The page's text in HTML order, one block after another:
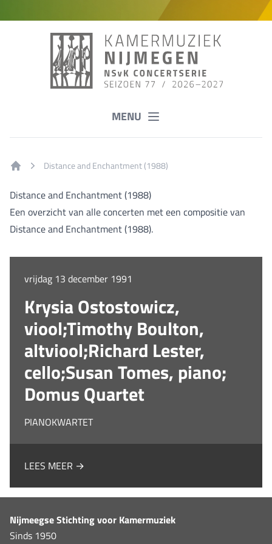
MENU
Distance and Enchantment (1988)
Distance and Enchantment (1988)
Een overzicht van alle concerten met een compositie van
Distance and Enchantment (1988).
vrijdag 13 december 1991
Krysia Ostostowicz,
viool;Timothy Boulton,
altviool;Richard Lester,
cello;Susan Tomes, piano;
Domus Quartet
PIANOKWARTET
LEES MEER →
Nijmeegse Stichting voor Kamermuziek
Sinds 1950